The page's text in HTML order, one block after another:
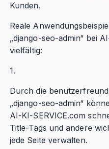
Kunden.
Reale
„django-seo-admin“ bei
vielfältig:
1.
Durch die
„django-seo-admin“
AI-KI-SERVICE.com
Title-Tags und andere
jede Seite verwalten.